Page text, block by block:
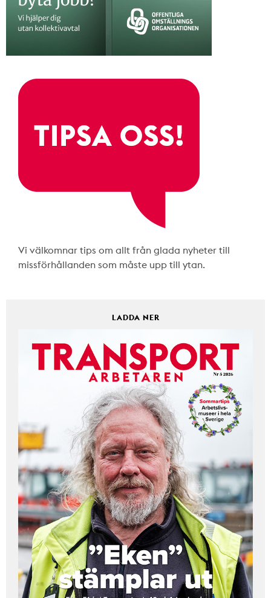
Vi välkomnar tips om allt från glada nyheter till
missförhållanden som måste upp till ytan.
LADDA NER